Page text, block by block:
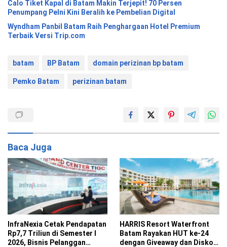
Calo Tiket Kapal di Batam Makin Terjepit! 70 Persen
Penumpang Pelni Kini Beralih ke Pembelian Digital
Wyndham Panbil Batam Raih Penghargaan Hotel Premium
Terbaik Versi Trip.com
batam BP Batam domain perizinan bp batam
Pemko Batam perizinan batam
Baca Juga
InfraNexia Cetak Pendapatan
Rp7,7 Triliun di Semester I
2026, Bisnis Pelanggan
HARRIS Resort Waterfront
Batam Rayakan HUT ke-24
dengan Giveaway dan Diskon